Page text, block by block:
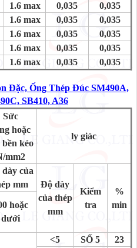
1.6 max 0,035
0,035
1.6 max 0,035
0,035
1.6 max 0,035
0,035
1.6 max 0,035
0,035
1.6 max 0,035 0,035
Đặc, Ống Thép Đúc SM490A,
SB410, A36
Sức
hoặc
kéo
mm2
ly giác
của
mm
Độ dày
của thép
mm
Kiểm
tra
%
min
hoặc
dưới
<5 SỐ 5
23